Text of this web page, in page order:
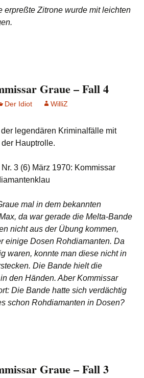
erpreßte Zitrone wurde mit leichten
Graue – Fall 4
Der Idiot WilliZ
legendären Kriminalfälle mit
Hauptrolle.
3 (6) März 1970: Kommissar
mal in dem bekannten
da war gerade die Melta-Bande
nicht aus der Übung kommen,
einige Dosen Rohdiamanten. Da
waren, konnte man diese nicht in
Die Bande hielt die
den Händen. Aber Kommissar
Die Bande hatte sich verdächtig
schon Rohdiamanten in Dosen?
Graue – Fall 3